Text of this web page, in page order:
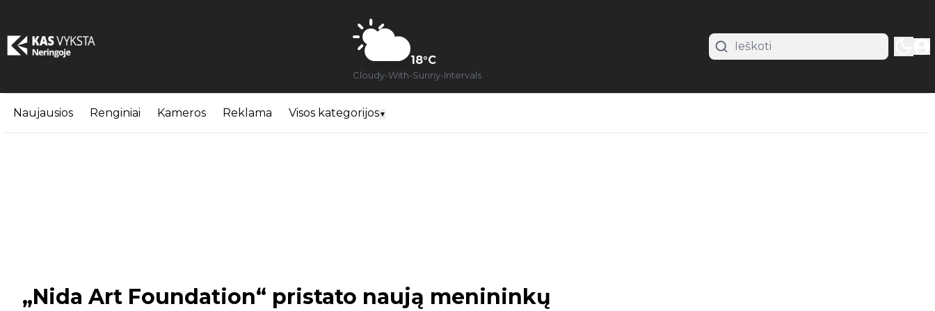
18°C
Cloudy-With-Sunny-Intervals
Naujausios Renginiai Kameros Reklama Visos kategorijos▼
„Nida Art Foundation“ pristato naują menininkų